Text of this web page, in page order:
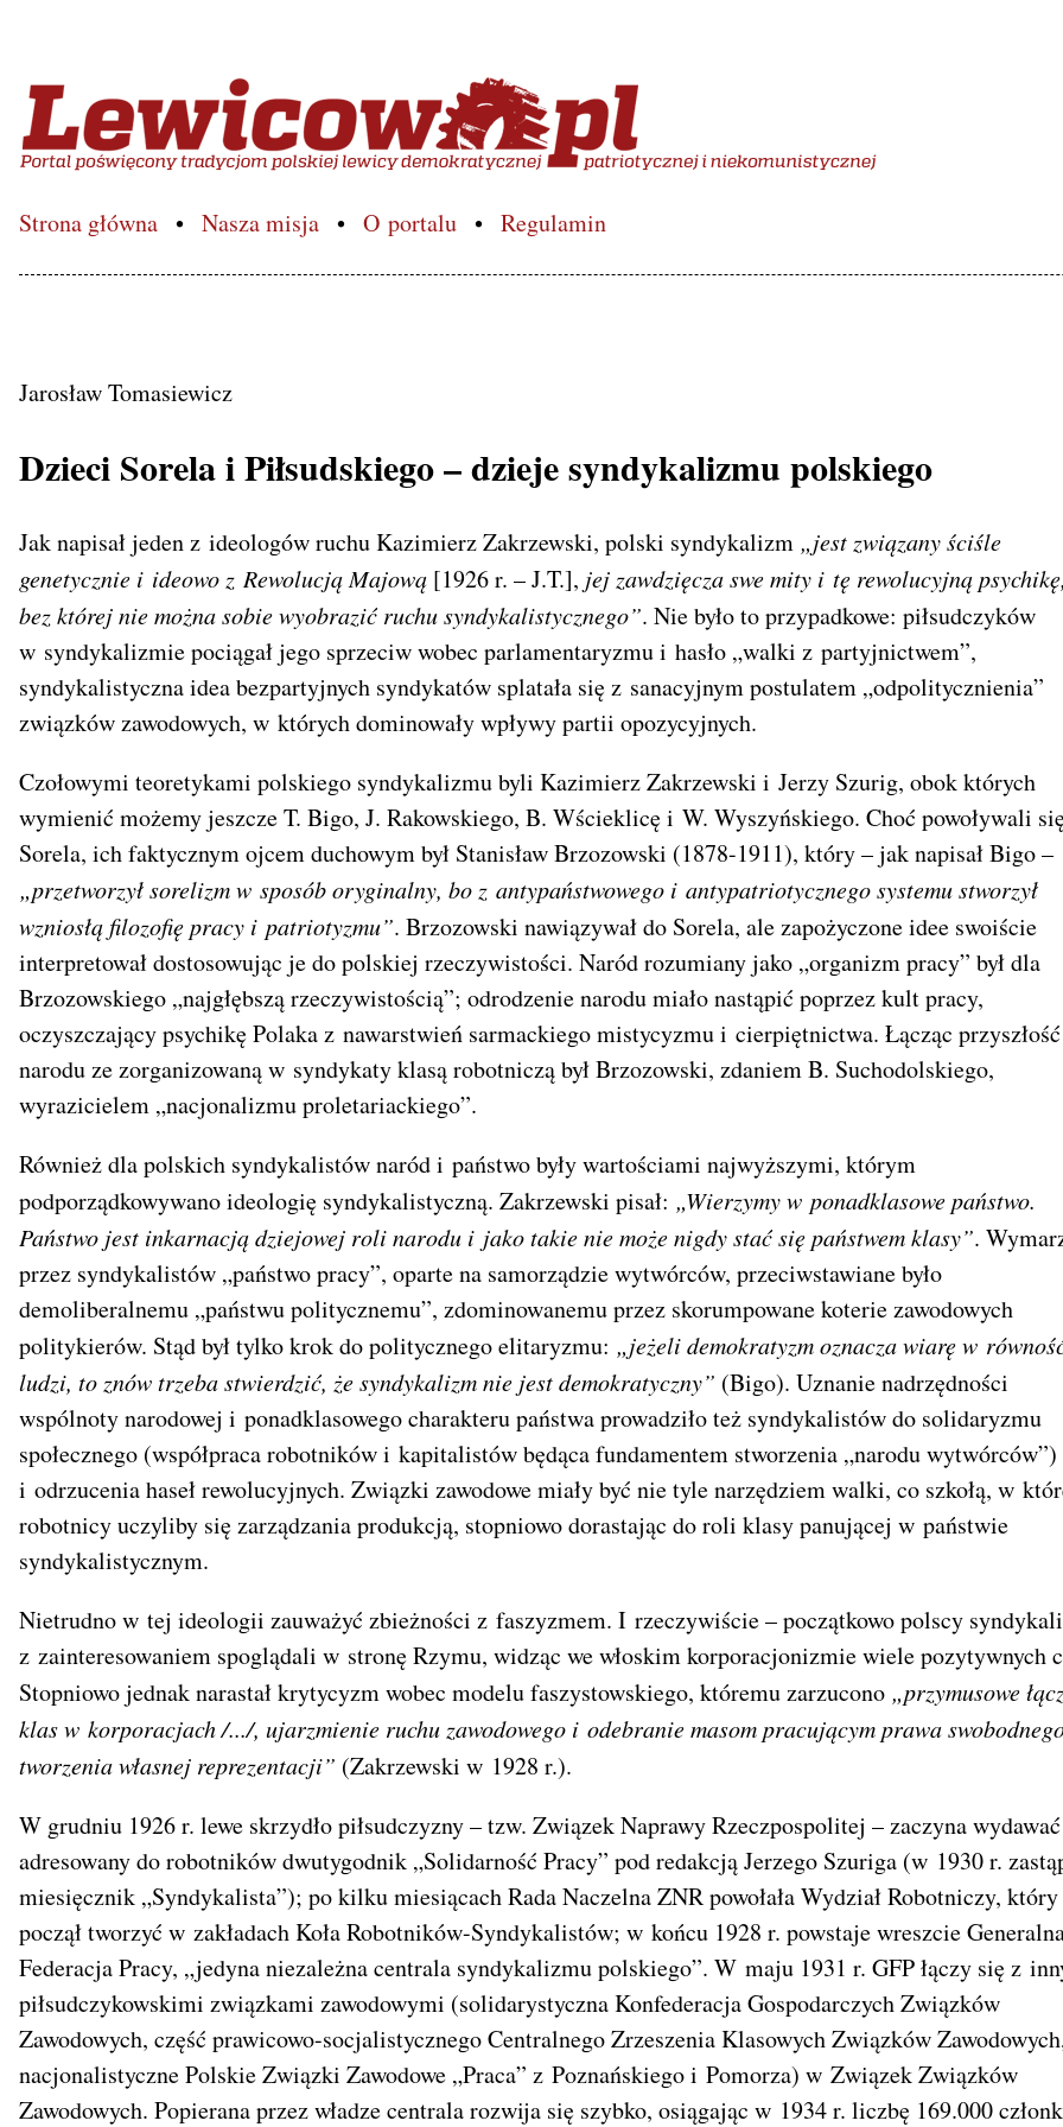
Lewicowo.pl – Portal poświęcony polskiej lewicy
Strona główna Nasza misja O portalu Regulamin
Jarosław Tomasiewicz
Dzieci Sorela i Piłsudskiego – dzieje syndykalizmu polskiego
Jak napisał jeden z ideologów ruchu Kazimierz Zakrzewski, polski syndykalizm „jest związany ściśle
genetycznie i ideowo z Rewolucją Majową [1926 r. – J.T.], jej zawdzięcza swe mity i tę rewolucyjną
bez której nie można sobie wyobrazić ruchu syndykalistycznego”. Nie było to przypadkowe: piłsudczyków
w syndykalizmie pociągał jego sprzeciw wobec parlamentaryzmu i hasło „walki z partyjnictwem”,
syndykalistyczna idea bezpartyjnych syndykatów splatała się z sanacyjnym postulatem „odpolitycznienia”
związków zawodowych, w których dominowały wpływy partii opozycyjnych.
Czołowymi teoretykami polskiego syndykalizmu byli Kazimierz Zakrzewski i Jerzy Szurig, obok których
wymienić możemy jeszcze T. Bigo, J. Rakowskiego, B. Wścieklicę i W. Wyszyńskiego. Choć powoływali
Sorela, ich faktycznym ojcem duchowym był Stanisław Brzozowski (1878-1911), który – jak napisał Bigo –
„przetworzył sorelizm w sposób oryginalny, bo z antypaństwowego i antypatriotycznego systemu stworzył
wzniosłą filozofię pracy i patriotyzmu”. Brzozowski nawiązywał do Sorela, ale zapożyczone idee swoiście
interpretował dostosowując je do polskiej rzeczywistości. Naród rozumiany jako „organizm pracy” był dla
Brzozowskiego „najgłębszą rzeczywistością”; odrodzenie narodu miało nastąpić poprzez kult pracy,
oczyszczający psychikę Polaka z nawarstwień sarmackiego mistycyzmu i cierpiętnictwa. Łącząc przyszłość
narodu ze zorganizowaną w syndykaty klasą robotniczą był Brzozowski, zdaniem B. Suchodolskiego,
wyrazicielem „nacjonalizmu proletariackiego”.
Również dla polskich syndykalistów naród i państwo były wartościami najwyższymi, którym
podporządkowywano ideologię syndykalistyczną. Zakrzewski pisał: „Wierzymy w ponadklasowe państwo.
Państwo jest inkarnacją dziejowej roli narodu i jako takie nie może nigdy stać się państwem klasy”.
przez syndykalistów „państwo pracy”, oparte na samorządzie wytwórców, przeciwstawiane było
demoliberalnemu „państwu politycznemu”, zdominowanemu przez skorumpowane koterie zawodowych
politykierów. Stąd był tylko krok do politycznego elitaryzmu: „jeżeli demokratyzm oznacza wiarę w
ludzi, to znów trzeba stwierdzić, że syndykalizm nie jest demokratyczny” (Bigo). Uznanie nadrzędności
wspólnoty narodowej i ponadklasowego charakteru państwa prowadziło też syndykalistów do solidaryzmu
społecznego (współpraca robotników i kapitalistów będąca fundamentem stworzenia „narodu wytwórców”)
i odrzucenia haseł rewolucyjnych. Związki zawodowe miały być nie tyle narzędziem walki, co szkołą, w
robotnicy uczyliby się zarządzania produkcją, stopniowo dorastając do roli klasy panującej w państwie
syndykalistycznym.
Nietrudno w tej ideologii zauważyć zbieżności z faszyzmem. I rzeczywiście – początkowo polscy
z zainteresowaniem spoglądali w stronę Rzymu, widząc we włoskim korporacjonizmie wiele pozytywnych
Stopniowo jednak narastał krytycyzm wobec modelu faszystowskiego, któremu zarzucono „przymusowe
klas w korporacjach /.../, ujarzmienie ruchu zawodowego i odebranie masom pracującym prawa
tworzenia własnej reprezentacji” (Zakrzewski w 1928 r.).
W grudniu 1926 r. lewe skrzydło piłsudczyzny – tzw. Związek Naprawy Rzeczpospolitej – zaczyna wydawać
adresowany do robotników dwutygodnik „Solidarność Pracy” pod redakcją Jerzego Szuriga (w 1930 r.
miesięcznik „Syndykalista”); po kilku miesiącach Rada Naczelna ZNR powołała Wydział Robotniczy, który
począł tworzyć w zakładach Koła Robotników-Syndykalistów; w końcu 1928 r. powstaje wreszcie
Federacja Pracy, „jedyna niezależna centrala syndykalizmu polskiego”. W maju 1931 r. GFP łączy się z
piłsudczykowskimi związkami zawodowymi (solidarystyczna Konfederacja Gospodarczych Związków
Zawodowych, część prawicowo-socjalistycznego Centralnego Zrzeszenia Klasowych Związków
nacjonalistyczne Polskie Związki Zawodowe „Praca” z Poznańskiego i Pomorza) w Związek Związków
Zawodowych. Popierana przez władze centrala rozwija się szybko, osiągając w 1934 r. liczbę 169.000